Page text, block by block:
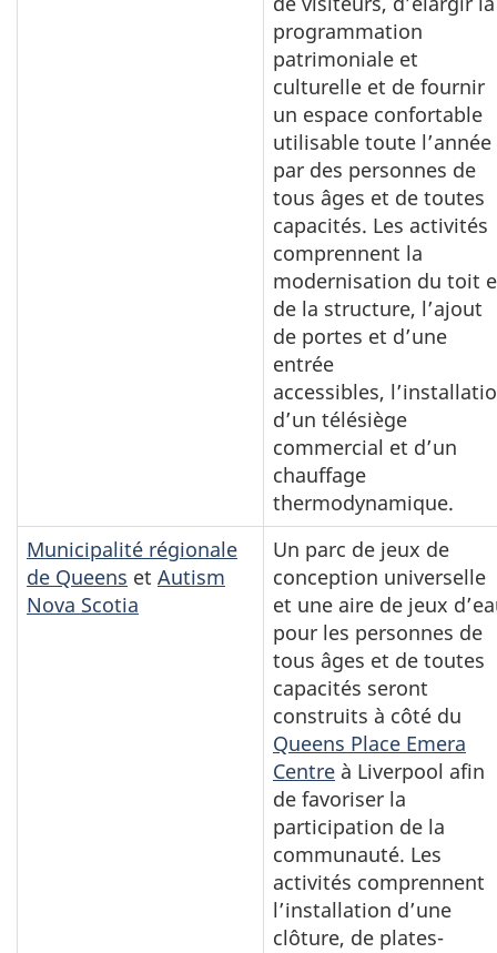
programmation
patrimoniale et
culturelle et de fournir
un espace confortable
utilisable toute l’année
par des personnes de
tous âges et de toutes
capacités. Les activités
comprennent la
modernisation du toit
de la structure, l’ajout
de portes et d’une
entrée
accessibles,
d’un télésiège
commercial et d’un
chauffage
thermodynamique.
Municipalité régionale
de Queens et Autism
Nova Scotia
Un parc de jeux de
conception universelle
et une aire de jeux
pour les personnes de
tous âges et de toutes
capacités seront
construits à côté du
Queens Place Emera
Centre à Liverpool afin
de favoriser la
participation de la
communauté. Les
activités comprennent
l’installation d’une
clôture, de plates-